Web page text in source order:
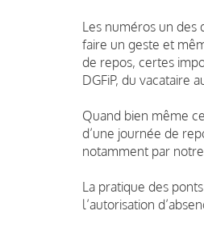
Les numéros un des
faire un geste et
de repos, certes
DGFiP, du vacataire
Quand bien même
d’une journée de
notamment par
La pratique des
l’autorisation